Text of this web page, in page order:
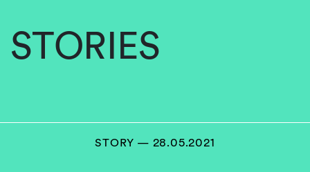
STORIES
STORY — 28.05.2021